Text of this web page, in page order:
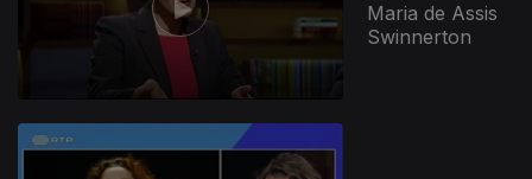
Maria de Assis
Swinnerton